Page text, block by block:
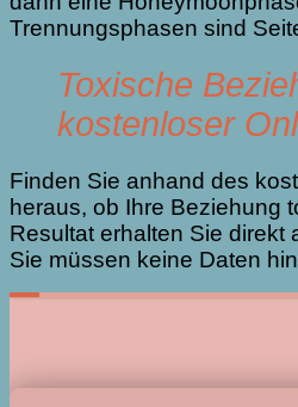
Trennungsphasen sind
Toxische
kostenloser
Finden Sie anhand des
heraus, ob Ihre Beziehung
Resultat erhalten Sie direkt
Sie müssen keine Daten